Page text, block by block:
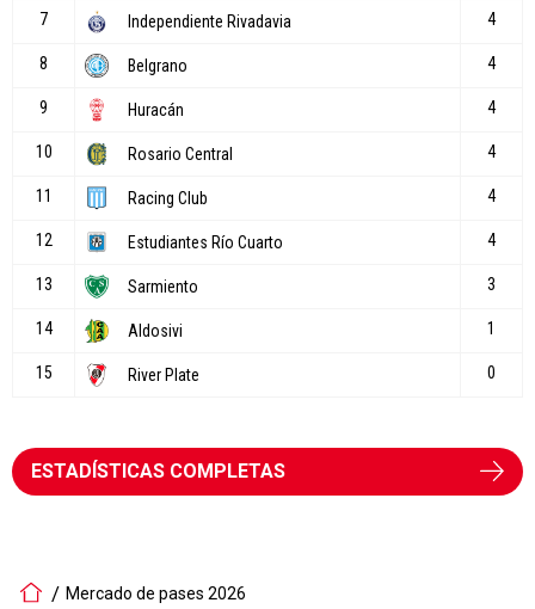
ESTADÍSTICAS COMPLETAS
Mercado de pases 2026